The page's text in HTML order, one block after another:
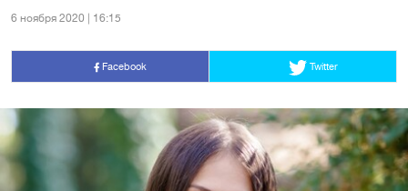
6 ноября 2020 | 16:15
Facebook Twitter